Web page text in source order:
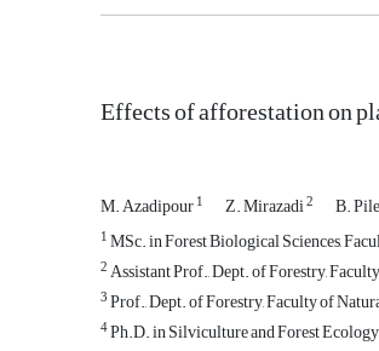
Effects of afforestation on
M. Azadipour1 Z. Mirazadi2 B.
1MSc. in Forest Biological Sciences,
2Assistant Prof., Dept. of Forestry,
3Prof., Dept. of Forestry, Faculty of
4Ph.D. in Silviculture and Forest